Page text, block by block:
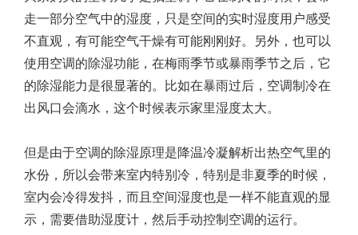
走一部分空气中的湿度，只是空间的实时湿度用户感受
不直观，有可能空气干燥有可能刚刚好。另外，也可以
使用空调的除湿功能，在梅雨季节或暴雨季节之后，它
的除湿能力是很显著的。比如在暴雨过后，空调制冷在
出风口会滴水，这个时候表示家里湿度太大。
但是由于空调的除湿原理是降温冷凝解析出热空气里的
水份，所以会带来室内特别冷，特别是非夏季的时候，
室内会冷得发抖，而且空间湿度也是一样不能直观的显
示，需要借助湿度计，然后手动控制空调的运行。